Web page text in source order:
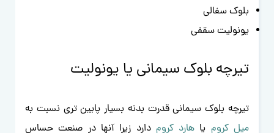
بلوک سفالی
یونولیت سقفی
تیرچه بلوک سیمانی یا یونولیت
تیرچه بلوک سیمانی قدرت بدنه بسیار پایین تری نسبت به
میل کروم یا هارد کروم دارد زیرا آنها در صنعت حساس